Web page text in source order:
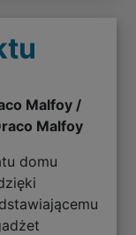
Malfoy /
Malfoy
domu